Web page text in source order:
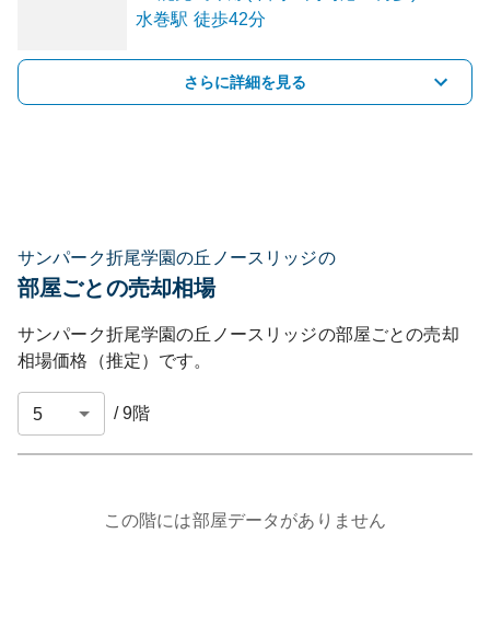
水巻駅 徒歩42分
さらに詳細を見る
サンパーク折尾学園の丘ノースリッジの
部屋ごとの売却相場
サンパーク折尾学園の丘ノースリッジの部屋ごとの売却
相場価格（推定）です。
/9階
この階には部屋データがありません